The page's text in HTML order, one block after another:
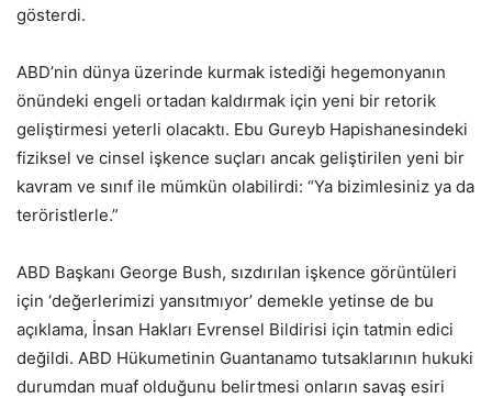
gösterdi.
ABD’nin dünya üzerinde kurmak istediği hegemonyanın
önündeki engeli ortadan kaldırmak için yeni bir retorik
geliştirmesi yeterli olacaktı. Ebu Gureyb Hapishanesindeki
fiziksel ve cinsel işkence suçları ancak geliştirilen yeni bir
kavram ve sınıf ile mümkün olabilirdi: “Ya bizimlesiniz ya da
teröristlerle.”
ABD Başkanı George Bush, sızdırılan işkence görüntüleri
için ‘değerlerimizi yansıtmıyor’ demekle yetinse de bu
açıklama, İnsan Hakları Evrensel Bildirisi için tatmin edici
değildi. ABD Hükumetinin Guantanamo tutsaklarının hukuki
durumdan muaf olduğunu belirtmesi onların savaş esiri